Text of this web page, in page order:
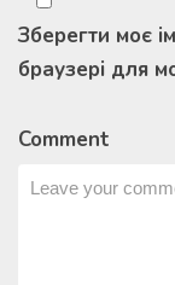
Зберегти моє
браузері для
Comment